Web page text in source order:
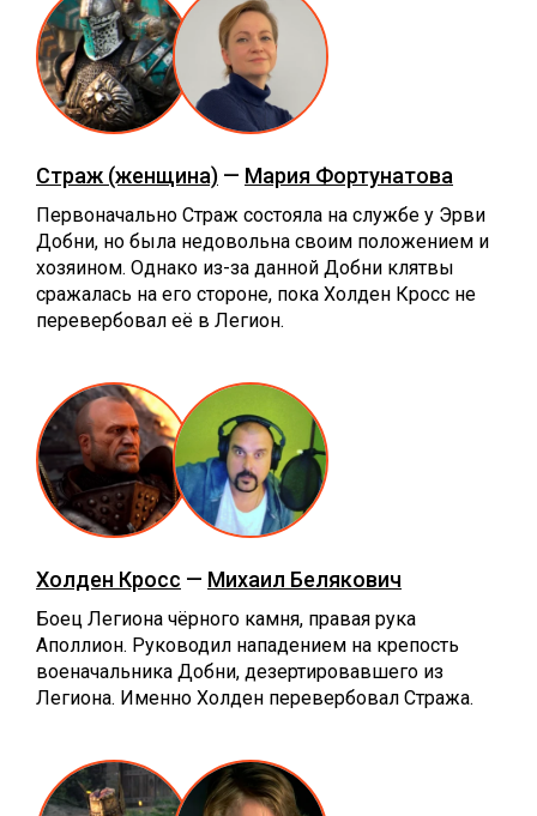
Страж (женщина) — Мария Фортунатова
Первоначально Страж состояла на службе у Эрви
Добни, но была недовольна своим положением и
хозяином. Однако из-за данной Добни клятвы
сражалась на его стороне, пока Холден Кросс не
перевербовал её в Легион.
Холден Кросс — Михаил Белякович
Боец Легиона чёрного камня, правая рука
Аполлион. Руководил нападением на крепость
военачальника Добни, дезертировавшего из
Легиона. Именно Холден перевербовал Стража.